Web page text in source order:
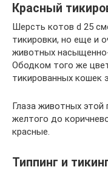
Красный
Шерсть котов d 25
тикировки, но еще и
животных
Ободком того же
тикированных кошек
Глаза животных этой
желтого до
красные.
Типпинг и